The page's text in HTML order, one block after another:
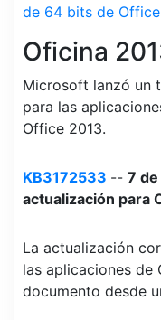
de 64 bits de
Oficina
Microsoft lanzó un
para las
Office 2013.
KB3172533 -- 7
actualización para
La actualización
las aplicaciones de
documento desde